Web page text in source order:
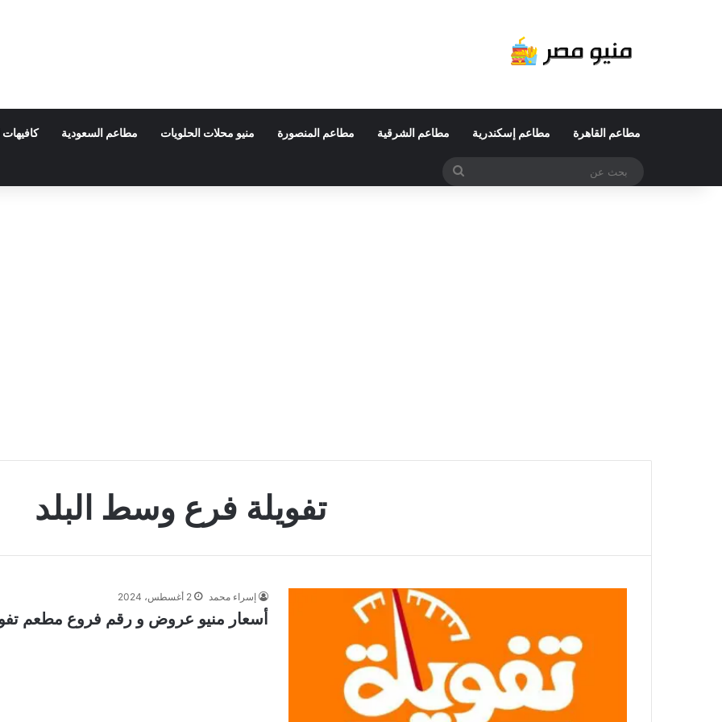
مطاعم القاهرة مطاعم إسكندرية مطاعم الشرقية مطاعم المنصورة منيو محلات الحلويات مطاعم السعودية
تفويلة فرع وسط البلد
إسراء محمد 2 أغسطس، 2024
أسعار منيو عروض و رقم فروع مطعم تفويلة